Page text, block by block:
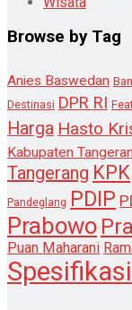
Browse by Tag
Anies Baswedan
Destinasi DPR RI
Harga Hasto
Kabupaten
Tangerang KPK
Pandeglang PDIP
Prabowo
Puan Maharani
Spesifikasi